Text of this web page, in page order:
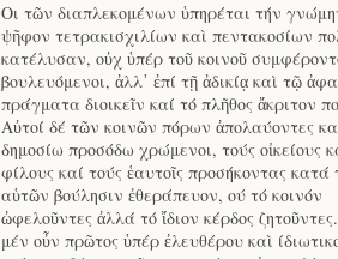
Οι τῶν διαπλεκομένων ὑπηρέται τήν
ψῆφον τετρακισχιλίων καὶ πεντακοσίων
κατέλυσαν, οὐχ ὑπέρ τοῦ κοινοῦ
βουλευόμενοι, ἀλλ᾽ ἐπί τῇ ἀδικίᾳ καὶ τῷ
πράγματα διοικεῖν καί τό πλῆθος ἄκριτον
Αὐτοί δέ τῶν κοινῶν πόρων ἀπολαύοντες
δημοσίω προσόδω χρώμενοι, τούς οἰκείους
φίλους καί τούς ἑαυτοῖς προσήκοντας κατά
αὑτῶν βούλησιν ἐθεράπευον, ού τό κοινόν
ὠφελοῦντες ἀλλά τό ἴδιον κέρδος
μέν οὖν πρῶτος ὑπέρ ἐλευθέρου καὶ